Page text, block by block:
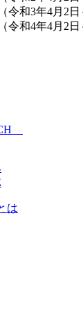
和3年4月2日
和4年4月2日
は